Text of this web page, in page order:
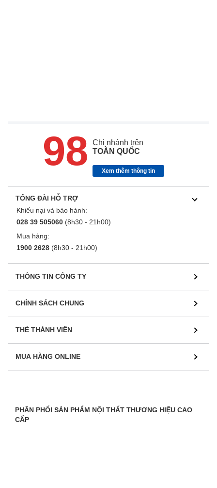
98
Chi nhánh trên
TOÀN QUỐC
Xem thêm thông tin
TỔNG ĐÀI HỖ TRỢ
Khiếu nại và bảo hành:
028 39 505060 (8h30 - 21h00)
Mua hàng:
1900 2628 (8h30 - 21h00)
THÔNG TIN CÔNG TY
CHÍNH SÁCH CHUNG
THẺ THÀNH VIÊN
MUA HÀNG ONLINE
PHÂN PHỐI SẢN PHẨM NỘI THẤT THƯƠNG HIỆU CAO
CẤP